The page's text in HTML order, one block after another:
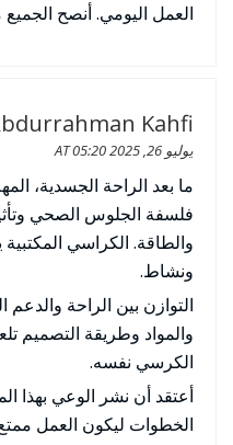
العمل اليومي. أنصح الجميع
Kahfi
يوليو 26, 2025 AT 05:20
ما بعد الراحة الجسدية،
فلسفة الجلوس الصحي
والطاقة. الكراسي
ونشاط.
التوازن بين الراحة
والمواد وطريقة التصميم
الكرسي نفسه.
أعتقد أن نشر الوعي بهذا
الخطوات ليكون العمل